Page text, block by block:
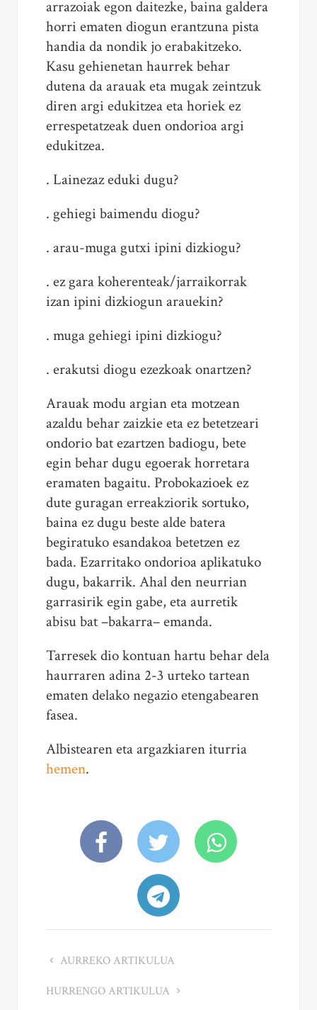
arrazoiak egon daitezke, baina galdera
horri ematen diogun erantzuna pista
handia da nondik jo erabakitzeko.
Kasu gehienetan haurrek behar
dutena da arauaketamugak zeintzuk
diren argi edukitzeaetahoriek ez
errespetatzeak duen ondorioa argi
edukitzea.
. Lainezaz eduki dugu?
. gehiegi baimendu diogu?
. arau-muga gutxi ipini dizkiogu?
. ez gara koherenteak/jarraikorrak
izan ipini dizkiogun arauekin?
. muga gehiegi ipini dizkiogu?
. erakutsi diogu ezezkoak onartzen?
Arauak modu argianetamotzean
azaldu behar zaizkieetaez betetzeari
ondorio bat ezartzen badiogu, bete
egin behar dugu egoerak horretara
eramaten bagaitu. Probokazioek ez
dute guragan erreakziorik sortuko,
baina ez dugu beste alde batera
begiratuko esandakoa betetzen ez
bada. Ezarritako ondorioa aplikatuko
dugu, bakarrik. Ahal den neurrian
garrasirik egin gabe, etaaurretik
abisu bat –bakarra– emanda.
Tarresek dio kontuan hartu behar dela
haurraren adina 2-3 urteko tartean
ematen delako negazio etengabearen
fasea.
Albistearenetaargazkiaren iturria
hemen.
AURREKO ARTIKULUA
HURRENGO ARTIKULUA